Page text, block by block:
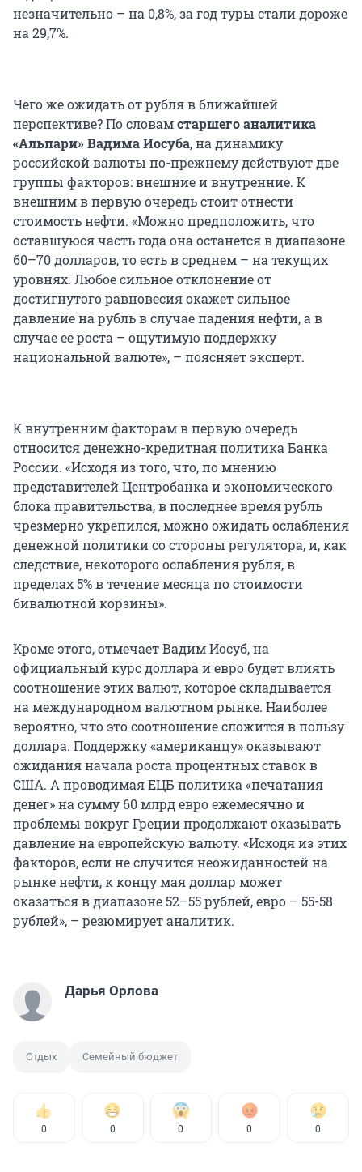
незначительно – на 0,8%, за год туры стали дороже
на 29,7%.
Чего же ожидать от рубля в ближайшей
перспективе? По словамстаршего аналитика
«Альпари» Вадима Иосуба, на динамику
российской валюты по-прежнему действуют две
группы факторов: внешние и внутренние. К
внешним в первую очередь стоит отнести
стоимость нефти. «Можно предположить, что
оставшуюся часть года она останется в диапазоне
60–70 долларов, то есть в среднем – на текущих
уровнях. Любое сильное отклонение от
достигнутого равновесия окажет сильное
давление на рубль в случае падения нефти, а в
случае ее роста – ощутимую поддержку
национальной валюте», – поясняет эксперт.
К внутренним факторам в первую очередь
относится денежно-кредитная политика Банка
России. «Исходя из того, что, по мнению
представителей Центробанка и экономического
блока правительства, в последнее время рубль
чрезмерно укрепился, можно ожидать ослабления
денежной политики со стороны регулятора, и, как
следствие, некоторого ослабления рубля, в
пределах 5% в течение месяца по стоимости
бивалютной корзины».
Кроме этого, отмечает Вадим Иосуб, на
официальный курс доллара и евро будет влиять
соотношение этих валют, которое складывается
на международном валютном рынке. Наиболее
вероятно, что это соотношение сложится в пользу
доллара. Поддержку «американцу» оказывают
ожидания начала роста процентных ставок в
США. А проводимая ЕЦБ политика «печатания
денег» на сумму 60 млрд евро ежемесячно и
проблемы вокруг Греции продолжают оказывать
давление на европейскую валюту. «Исходя из этих
факторов, если не случится неожиданностей на
рынке нефти, к концу мая доллар может
оказаться в диапазоне 52–55 рублей, евро – 55-58
рублей», – резюмирует аналитик.
Дарья Орлова
Отдых Семейный бюджет
0 0 0 0 0